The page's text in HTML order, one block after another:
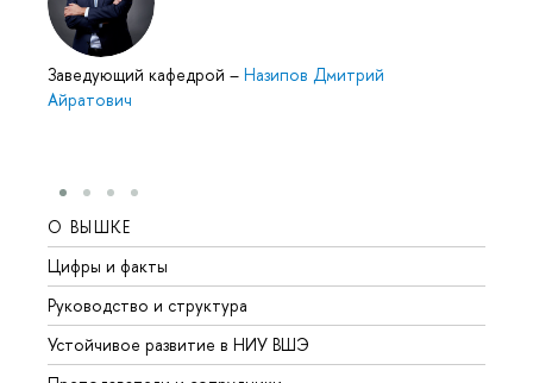
Заведующий кафедрой – Назипов Дмитрий
Айратович
О ВЫШКЕ
Цифры и факты
Руководство и структура
Устойчивое развитие в НИУ ВШЭ